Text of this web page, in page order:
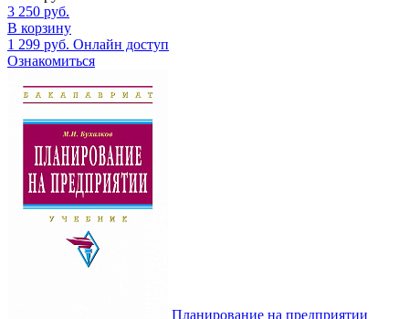
3 250 руб.
В корзину
1 299 руб. Онлайн доступ
Ознакомиться
Планирование на предприятии